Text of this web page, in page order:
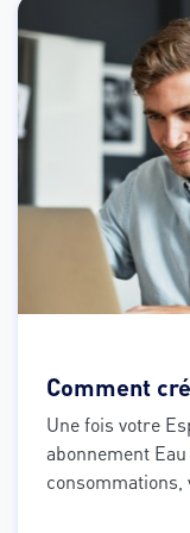
Comment
Une fois votre
abonnement
consommations,